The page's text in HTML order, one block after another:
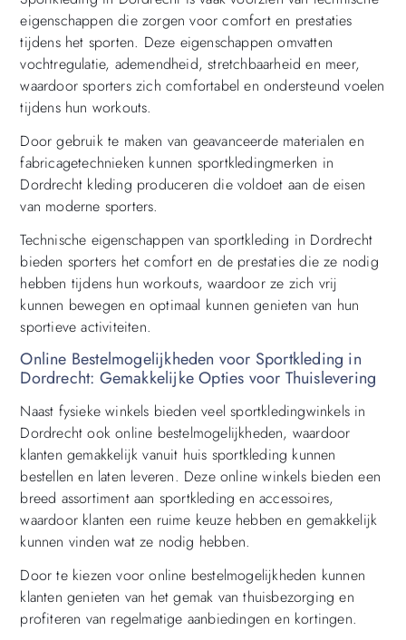
eigenschappen die zorgen voor comfort en prestaties
tijdens het sporten. Deze eigenschappen omvatten
vochtregulatie, ademendheid, stretchbaarheid en meer,
waardoor sporters zich comfortabel en ondersteund voelen
tijdens hun workouts.
Door gebruik te maken van geavanceerde materialen en
fabricagetechnieken kunnen sportkledingmerken in
Dordrecht kleding produceren die voldoet aan de eisen
van moderne sporters.
Technische eigenschappen van sportkleding in Dordrecht
bieden sporters het comfort en de prestaties die ze nodig
hebben tijdens hun workouts, waardoor ze zich vrij
kunnen bewegen en optimaal kunnen genieten van hun
sportieve activiteiten.
Online Bestelmogelijkheden voor Sportkleding in
Dordrecht: Gemakkelijke Opties voor Thuislevering
Naast fysieke winkels bieden veel sportkledingwinkels in
Dordrecht ook online bestelmogelijkheden, waardoor
klanten gemakkelijk vanuit huis sportkleding kunnen
bestellen en laten leveren. Deze online winkels bieden een
breed assortiment aan sportkleding en accessoires,
waardoor klanten een ruime keuze hebben en gemakkelijk
kunnen vinden wat ze nodig hebben.
Door te kiezen voor online bestelmogelijkheden kunnen
klanten genieten van het gemak van thuisbezorging en
profiteren van regelmatige aanbiedingen en kortingen.